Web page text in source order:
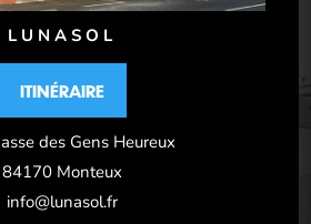
LUNASOL
ITINÉRAIRE
des Gens Heureux
84170 Monteux
info@lunasol.fr